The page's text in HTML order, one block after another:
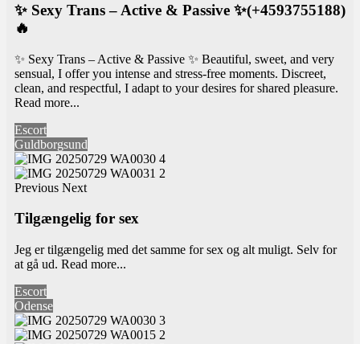
✨ Sexy Trans – Active & Passive ✨(+4593755188)
🔥
✨ Sexy Trans – Active & Passive ✨ Beautiful, sweet, and very
sensual, I offer you intense and stress-free moments. Discreet,
clean, and respectful, I adapt to your desires for shared pleasure.
Read more...
Escort
Guldborgsund
Previous Next
Tilgængelig for sex
Jeg er tilgængelig med det samme for sex og alt muligt. Selv for
at gå ud. Read more...
Escort
Odense